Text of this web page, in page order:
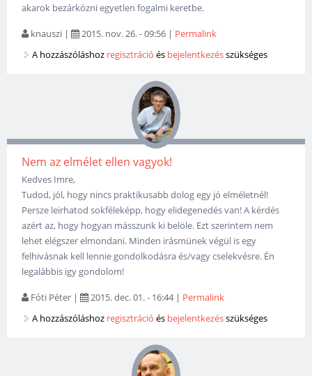
akarok bezárkózni egyetlen fogalmi keretbe.
knauszi | 2015. nov. 26. - 09:56 | Permalink
A hozzászóláshoz regisztráció és bejelentkezésszükséges
Nem az elmélet ellen vagyok!
Kedves Imre,
Tudod, jól, hogy nincs praktikusabb dolog egy jó elméletnél!
Persze leirhatod sokféleképp, hogy elidegenedés van! A kérdés
azért az, hogy hogyan másszunk ki belöle. Ezt szerintem nem
lehet elégszer elmondani. Minden irásmünek végül is egy
felhivásnak kell lennie gondolkodásra és/vagy cselekvésre. Én
legalábbis igy gondolom!
Fóti Péter | 2015. dec. 01. - 16:44| Permalink
A hozzászóláshoz regisztráció és bejelentkezésszükséges